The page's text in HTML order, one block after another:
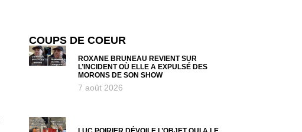
COUPS DE COEUR
ROXANE BRUNEAU REVIENT SUR
L’INCIDENT OÙ ELLE A EXPULSÉ DES
MORONS DE SON SHOW
7 août 2026